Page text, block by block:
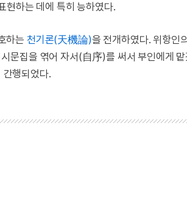
현하는 데에 특히 능하였다.
하는 천기론(天機論)을 전개하였다. 위항인
문집을 엮어 자서(自序)를 써서 부인에게
간행되었다.